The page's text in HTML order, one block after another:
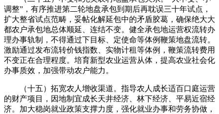
调整”，有序推进第二轮地盘承包到期后再耽误三十年试点，
扩大整省试点范畴，妥帖化解延包中的矛盾胶葛，确保绝大大
都农户承包地总体顺延、连结不变。健全承包地运营权流转办
理办事轨制，不得通过下目标、定使命等体例鞭策地盘流转。
激励通过发布流转价钱指数、实物计租等体例，鞭策流转费用
不变正在合理程度。培育新型农业运营从体，提高农业社会化
办事质效，加强带动农户能力。
（十五）拓宽农人增收渠道。指导农人成长适百口庭运营
的财产项目，因地制宜成长天井经济、林下经济、平易近宿经
济。加大稳岗就业政策支撑力度，强化就业办事和劳务协做，